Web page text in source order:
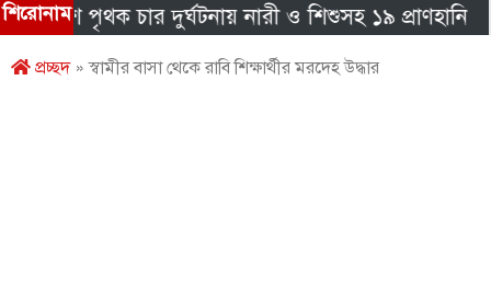
শিরোনাম
পৃথক চার দুর্ঘটনায় নারী ও শিশুসহ ১৯ প্রাণহানি
প্রচ্ছদ» স্বামীর বাসা থেকে রাবি শিক্ষার্থীর মরদেহ উদ্ধার